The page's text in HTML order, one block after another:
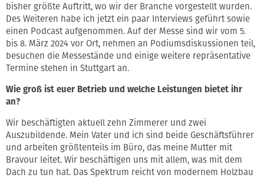
bisher größte Auftritt, wo wir der Branche vorgestellt wurden.
Des Weiteren habe ich jetzt ein paar Interviews geführt sowie
einen Podcast aufgenommen. Auf der Messe sind wir vom 5.
bis 8. März 2024 vor Ort, nehmen an Podiumsdiskussionen teil,
besuchen die Messestände und einige weitere repräsentative
Termine stehen in Stuttgart an.
Wie groß ist euer Betrieb und welche Leistungen bietet ihr
an?
Wir beschäftigten aktuell zehn Zimmerer und zwei
Auszubildende. Mein Vater und ich sind beide Geschäftsführer
und arbeiten größtenteils im Büro, das meine Mutter mit
Bravour leitet. Wir beschäftigen uns mit allem, was mit dem
Dach zu tun hat. Das Spektrum reicht von modernem Holzbau